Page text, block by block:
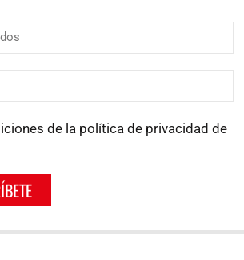
de la política de privacidad de